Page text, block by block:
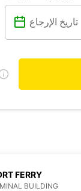
FERRY
BUILDING